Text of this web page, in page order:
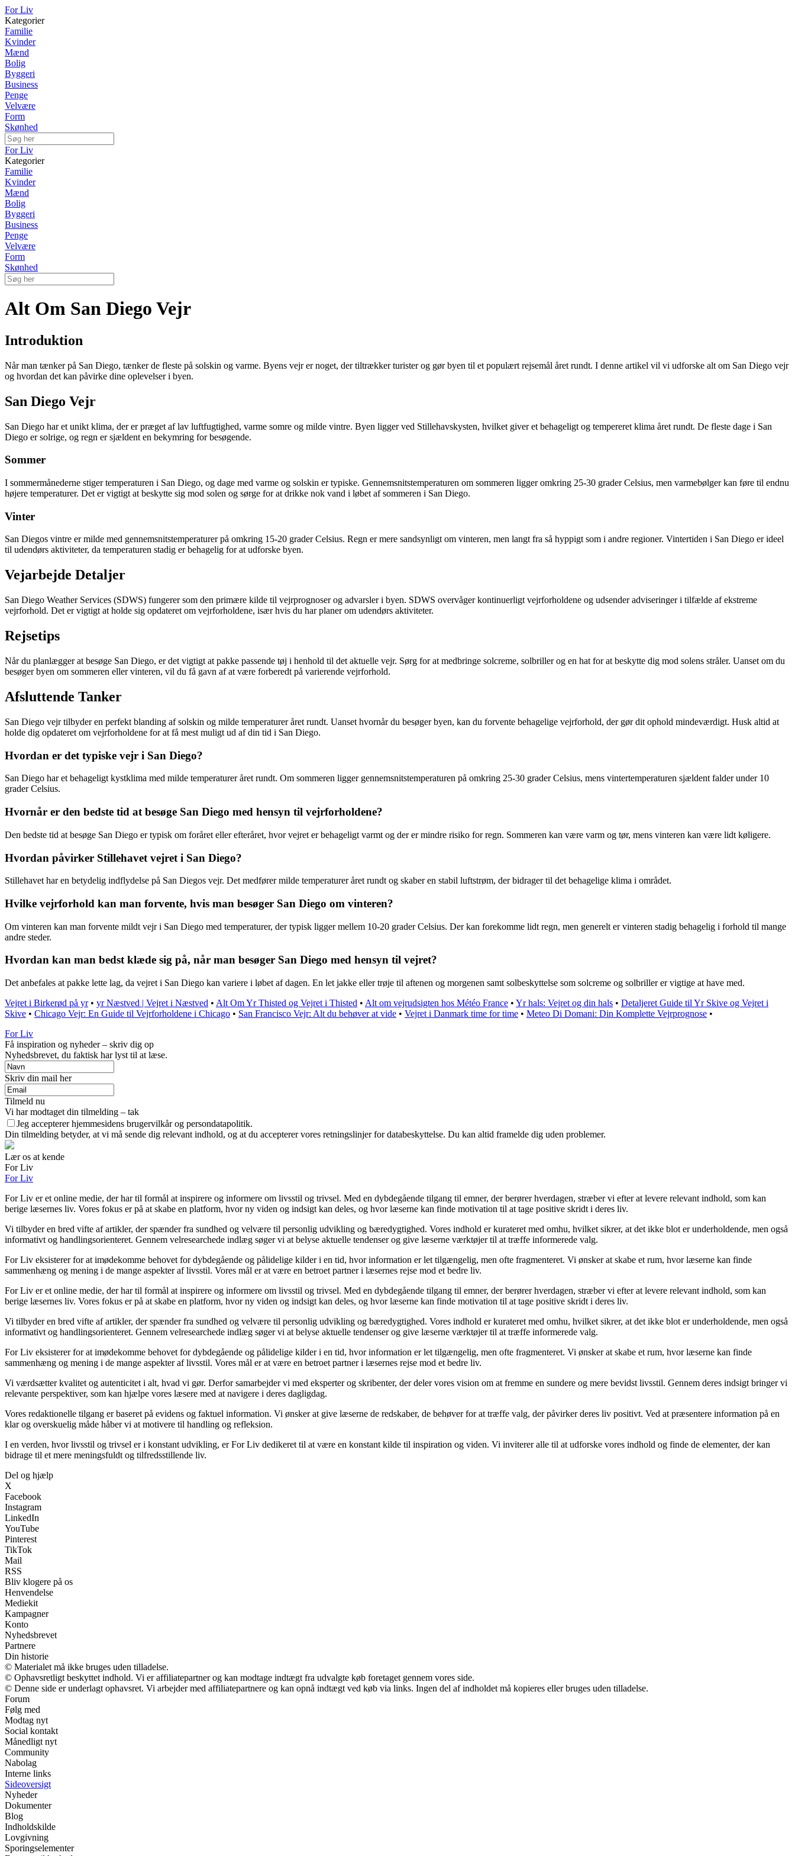
For Liv
Kategorier
Familie
Kvinder
Mænd
Bolig
Byggeri
Business
Penge
Velvære
Form
Skønhed
For Liv
Kategorier
Familie
Kvinder
Mænd
Bolig
Byggeri
Business
Penge
Velvære
Form
Skønhed
Alt Om San Diego Vejr
Introduktion
Når man tænker på San Diego, tænker de fleste på solskin og varme. Byens vejr er noget, der tiltrækker turister og gør byen til et populært rejsemål året rundt. I denne artikel vil vi udforske alt om San Diego vejr
og hvordan det kan påvirke dine oplevelser i byen.
San Diego Vejr
San Diego har et unikt klima, der er præget af lav luftfugtighed, varme somre og milde vintre. Byen ligger ved Stillehavskysten, hvilket giver et behageligt og tempereret klima året rundt. De fleste dage i San
Diego er solrige, og regn er sjældent en bekymring for besøgende.
Sommer
I sommermånederne stiger temperaturen i San Diego, og dage med varme og solskin er typiske. Gennemsnitstemperaturen om sommeren ligger omkring 25-30 grader Celsius, men varmebølger kan føre til endnu
højere temperaturer. Det er vigtigt at beskytte sig mod solen og sørge for at drikke nok vand i løbet af sommeren i San Diego.
Vinter
San Diegos vintre er milde med gennemsnitstemperaturer på omkring 15-20 grader Celsius. Regn er mere sandsynligt om vinteren, men langt fra så hyppigt som i andre regioner. Vintertiden i San Diego er ideel
til udendørs aktiviteter, da temperaturen stadig er behagelig for at udforske byen.
Vejarbejde Detaljer
San Diego Weather Services (SDWS) fungerer som den primære kilde til vejrprognoser og advarsler i byen. SDWS overvåger kontinuerligt vejrforholdene og udsender adviseringer i tilfælde af ekstreme
vejrforhold. Det er vigtigt at holde sig opdateret om vejrforholdene, især hvis du har planer om udendørs aktiviteter.
Rejsetips
Når du planlægger at besøge San Diego, er det vigtigt at pakke passende tøj i henhold til det aktuelle vejr. Sørg for at medbringe solcreme, solbriller og en hat for at beskytte dig mod solens stråler. Uanset om du
besøger byen om sommeren eller vinteren, vil du få gavn af at være forberedt på varierende vejrforhold.
Afsluttende Tanker
San Diego vejr tilbyder en perfekt blanding af solskin og milde temperaturer året rundt. Uanset hvornår du besøger byen, kan du forvente behagelige vejrforhold, der gør dit ophold mindeværdigt. Husk altid at
holde dig opdateret om vejrforholdene for at få mest muligt ud af din tid i San Diego.
Hvordan er det typiske vejr i San Diego?
San Diego har et behageligt kystklima med milde temperaturer året rundt. Om sommeren ligger gennemsnitstemperaturen på omkring 25-30 grader Celsius, mens vintertemperaturen sjældent falder under 10
grader Celsius.
Hvornår er den bedste tid at besøge San Diego med hensyn til vejrforholdene?
Den bedste tid at besøge San Diego er typisk om foråret eller efteråret, hvor vejret er behageligt varmt og der er mindre risiko for regn. Sommeren kan være varm og tør, mens vinteren kan være lidt køligere.
Hvordan påvirker Stillehavet vejret i San Diego?
Stillehavet har en betydelig indflydelse på San Diegos vejr. Det medfører milde temperaturer året rundt og skaber en stabil luftstrøm, der bidrager til det behagelige klima i området.
Hvilke vejrforhold kan man forvente, hvis man besøger San Diego om vinteren?
Om vinteren kan man forvente mildt vejr i San Diego med temperaturer, der typisk ligger mellem 10-20 grader Celsius. Der kan forekomme lidt regn, men generelt er vinteren stadig behagelig i forhold til mange
andre steder.
Hvordan kan man bedst klæde sig på, når man besøger San Diego med hensyn til vejret?
Det anbefales at pakke lette lag, da vejret i San Diego kan variere i løbet af dagen. En let jakke eller trøje til aftenen og morgenen samt solbeskyttelse som solcreme og solbriller er vigtige at have med.
Vejret i Birkerød på yr• yr Næstved | Vejret i Næstved • Alt Om Yr Thisted og Vejret i Thisted • Alt om vejrudsigten hos Météo France • Yr hals: Vejret og din hals • Detaljeret Guide til Yr Skive og Vejret i
Skive • Chicago Vejr: En Guide til Vejrforholdene i Chicago • San Francisco Vejr: Alt du behøver at vide • Vejret i Danmark time for time • Meteo Di Domani: Din Komplette Vejrprognose •
For Liv
Få inspiration og nyheder – skriv dig op
Nyhedsbrevet, du faktisk har lyst til at læse.
Skriv din mail her
Tilmeld nu
Vi har modtaget din tilmelding – tak
Jeg accepterer hjemmesidens brugervilkår og persondatapolitik.
Din tilmelding betyder, at vi må sende dig relevant indhold, og at du accepterer vores retningslinjer for databeskyttelse. Du kan altid framelde dig uden problemer.
Lær os at kende
For Liv
For Liv
For Liv er et online medie, der har til formål at inspirere og informere om livsstil og trivsel. Med en dybdegående tilgang til emner, der berører hverdagen, stræber vi efter at levere relevant indhold, som kan
berige læsernes liv. Vores fokus er på at skabe en platform, hvor ny viden og indsigt kan deles, og hvor læserne kan finde motivation til at tage positive skridt i deres liv.
Vi tilbyder en bred vifte af artikler, der spænder fra sundhed og velvære til personlig udvikling og bæredygtighed. Vores indhold er kurateret med omhu, hvilket sikrer, at det ikke blot er underholdende, men også
informativt og handlingsorienteret. Gennem velresearchede indlæg søger vi at belyse aktuelle tendenser og give læserne værktøjer til at træffe informerede valg.
For Liv eksisterer for at imødekomme behovet for dybdegående og pålidelige kilder i en tid, hvor information er let tilgængelig, men ofte fragmenteret. Vi ønsker at skabe et rum, hvor læserne kan finde
sammenhæng og mening i de mange aspekter af livsstil. Vores mål er at være en betroet partner i læsernes rejse mod et bedre liv.
For Liv er et online medie, der har til formål at inspirere og informere om livsstil og trivsel. Med en dybdegående tilgang til emner, der berører hverdagen, stræber vi efter at levere relevant indhold, som kan
berige læsernes liv. Vores fokus er på at skabe en platform, hvor ny viden og indsigt kan deles, og hvor læserne kan finde motivation til at tage positive skridt i deres liv.
Vi tilbyder en bred vifte af artikler, der spænder fra sundhed og velvære til personlig udvikling og bæredygtighed. Vores indhold er kurateret med omhu, hvilket sikrer, at det ikke blot er underholdende, men også
informativt og handlingsorienteret. Gennem velresearchede indlæg søger vi at belyse aktuelle tendenser og give læserne værktøjer til at træffe informerede valg.
For Liv eksisterer for at imødekomme behovet for dybdegående og pålidelige kilder i en tid, hvor information er let tilgængelig, men ofte fragmenteret. Vi ønsker at skabe et rum, hvor læserne kan finde
sammenhæng og mening i de mange aspekter af livsstil. Vores mål er at være en betroet partner i læsernes rejse mod et bedre liv.
Vi værdsætter kvalitet og autenticitet i alt, hvad vi gør. Derfor samarbejder vi med eksperter og skribenter, der deler vores vision om at fremme en sundere og mere bevidst livsstil. Gennem deres indsigt bringer vi
relevante perspektiver, som kan hjælpe vores læsere med at navigere i deres dagligdag.
Vores redaktionelle tilgang er baseret på evidens og faktuel information. Vi ønsker at give læserne de redskaber, de behøver for at træffe valg, der påvirker deres liv positivt. Ved at præsentere information på en
klar og overskuelig måde håber vi at motivere til handling og refleksion.
I en verden, hvor livsstil og trivsel er i konstant udvikling, er For Liv dedikeret til at være en konstant kilde til inspiration og viden. Vi inviterer alle til at udforske vores indhold og finde de elementer, der kan
bidrage til et mere meningsfuldt og tilfredsstillende liv.
Del og hjælp
X
Facebook
Instagram
LinkedIn
YouTube
Pinterest
TikTok
Mail
RSS
Bliv klogere på os
Henvendelse
Mediekit
Kampagner
Konto
Nyhedsbrevet
Partnere
Din historie
© Materialet må ikke bruges uden tilladelse.
© Ophavsretligt beskyttet indhold. Vi er affiliatepartner og kan modtage indtægt fra udvalgte køb foretaget gennem vores side.
© Denne side er underlagt ophavsret. Vi arbejder med affiliatepartnere og kan opnå indtægt ved køb via links. Ingen del af indholdet må kopieres eller bruges uden tilladelse.
Forum
Følg med
Modtag nyt
Social kontakt
Månedligt nyt
Community
Nabolag
Interne links
Sideoversigt
Nyheder
Dokumenter
Blog
Indholdskilde
Lovgivning
Sporingselementer